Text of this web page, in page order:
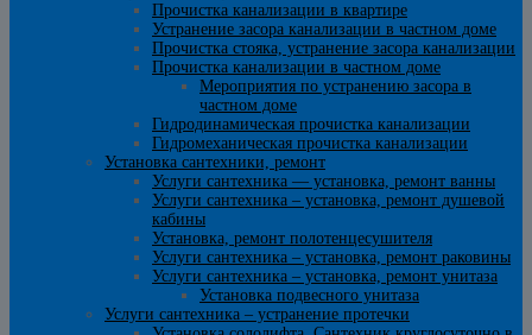
Прочистка канализации в квартире
Устранение засора канализации в частном доме
Прочистка стояка, устранение засора канализации
Прочистка канализации в частном доме
Мероприятия по устранению засора в
частном доме
Гидродинамическая прочистка канализации
Гидромеханическая прочистка канализации
Установка сантехники, ремонт
Услуги сантехника — установка, ремонт ванны
Услуги сантехника – установка, ремонт душевой
кабины
Установка, ремонт полотенцесушителя
Услуги сантехника – установка, ремонт раковины
Услуги сантехника – установка, ремонт унитаза
Установка подвесного унитаза
Услуги сантехника – устранение протечки